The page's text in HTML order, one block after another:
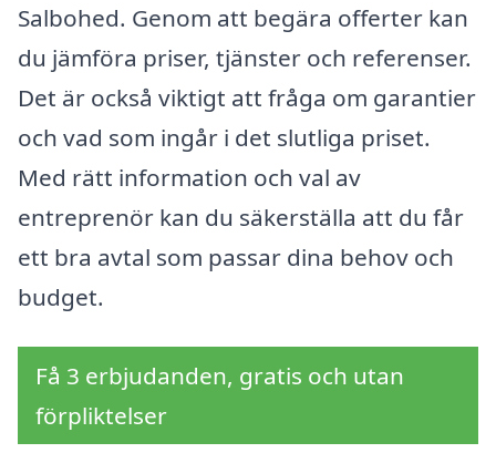
Salbohed. Genom att begära offerter kan
du jämföra priser, tjänster och referenser.
Det är också viktigt att fråga om garantier
och vad som ingår i det slutliga priset.
Med rätt information och val av
entreprenör kan du säkerställa att du får
ett bra avtal som passar dina behov och
budget.
Få 3 erbjudanden, gratis och utan
förpliktelser